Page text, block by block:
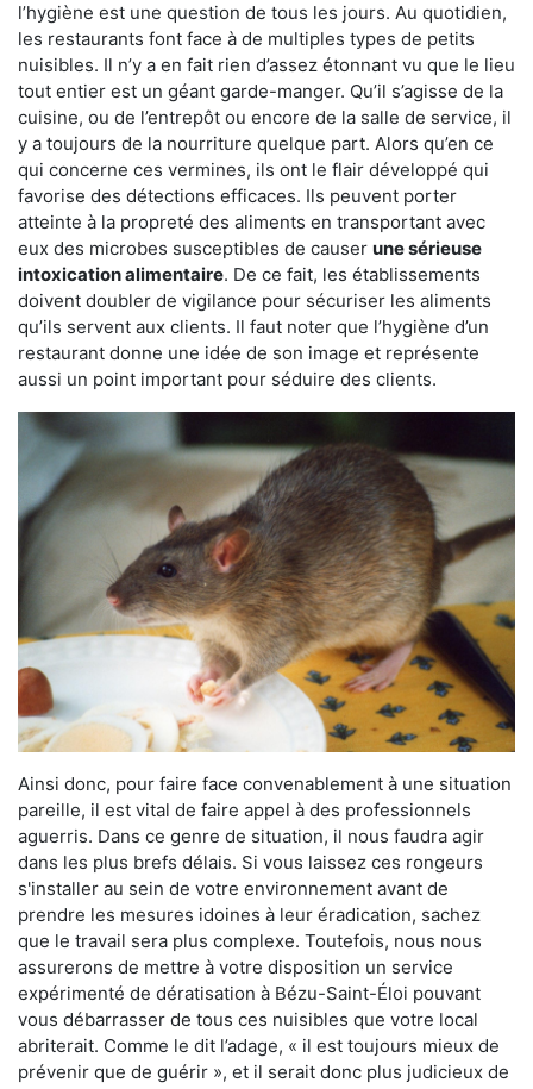
l’hygiène est une question de tous les jours. Au quotidien,
les restaurants font face à de multiples types de petits
nuisibles. Il n’y a en fait rien d’assez étonnant vu que le lieu
tout entier est un géant garde-manger. Qu’il s’agisse de la
cuisine, ou de l’entrepôt ou encore de la salle de service, il
y a toujours de la nourriture quelque part. Alors qu’en ce
qui concerne ces vermines, ils ont le flair développé qui
favorise des détections efficaces. Ils peuvent porter
atteinte à la propreté des aliments en transportant avec
eux des microbes susceptibles de causer une sérieuse
intoxication alimentaire. De ce fait, les établissements
doivent doubler de vigilance pour sécuriser les aliments
qu’ils servent aux clients. Il faut noter que l’hygiène d’un
restaurant donne une idée de son image et représente
aussi un point important pour séduire des clients.
Ainsi donc, pour faire face convenablement à une situation
pareille, il est vital de faire appel à des professionnels
aguerris. Dans ce genre de situation, il nous faudra agir
dans les plus brefs délais. Si vous laissez ces rongeurs
s'installer au sein de votre environnement avant de
prendre les mesures idoines à leur éradication, sachez
que le travail sera plus complexe. Toutefois, nous nous
assurerons de mettre à votre disposition un service
expérimenté de dératisation à Bézu-Saint-Éloi pouvant
vous débarrasser de tous ces nuisibles que votre local
abriterait. Comme le dit l’adage, « il est toujours mieux de
prévenir que de guérir », et il serait donc plus judicieux de